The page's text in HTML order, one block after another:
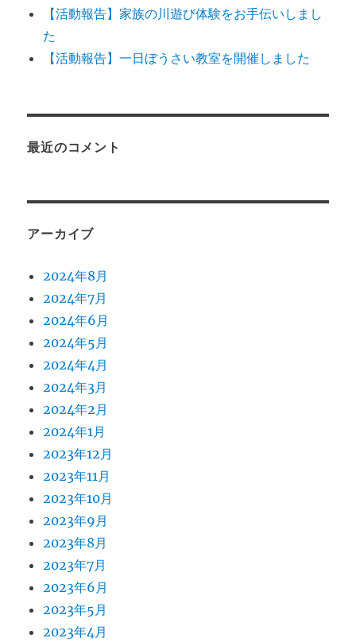
【活動報告】家族の川遊び体験をお手伝いしまし
た
【活動報告】一日ぼうさい教室を開催しました
最近のコメント
アーカイブ
2024年8月
2024年7月
2024年6月
2024年5月
2024年4月
2024年3月
2024年2月
2024年1月
2023年12月
2023年11月
2023年10月
2023年9月
2023年8月
2023年7月
2023年6月
2023年5月
2023年4月